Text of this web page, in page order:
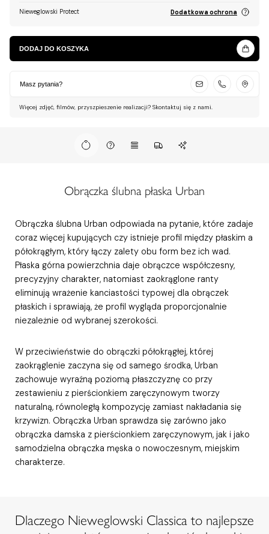
Nieweglowski Protect Dodatkowa ochrona
DODAJ DO KOSZYKA
Masz pytania?
Więcej zdjęć, filmów, przyszpieszenie realizacji? Skontaktuj się z nami.
Obrączka ślubna płaska Urban
Obrączka ślubna Urban odpowiada na pytanie, które zadaje
coraz więcej kupujących czy istnieje profil między płaskim a
półokrągłym, który łączy zalety obu form bez ich wad.
Płaska górna powierzchnia daje obrączce współczesny,
precyzyjny charakter, natomiast zaokrąglone ranty
eliminują wrażenie kanciastości typowej dla obrączek
płaskich i sprawiają, że profil wygląda proporcjonalnie
niezależnie od wybranej szerokości.
W przeciwieństwie do obrączki półokrągłej, której
zaokrąglenie zaczyna się od samego środka, Urban
zachowuje wyraźną poziomą płaszczyznę co przy
zestawieniu z pierścionkiem zaręczynowym tworzy
naturalną, równoległą kompozycję zamiast nakładania się
krzywizn. Obrączka Urban sprawdza się zarówno jako
obrączka damska z pierścionkiem zaręczynowym, jak i jako
samodzielna obrączka męska o nowoczesnym, miejskim
charakterze.
Dlaczego Nieweglowski Classica to najlepsze